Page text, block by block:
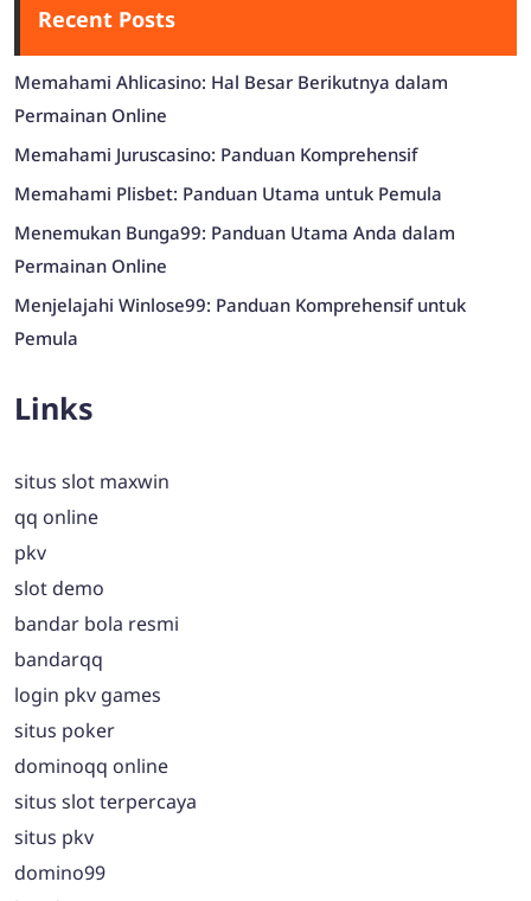
Recent Posts
Memahami Ahlicasino: Hal Besar Berikutnya dalam
Permainan Online
Memahami Juruscasino: Panduan Komprehensif
Memahami Plisbet: Panduan Utama untuk Pemula
Menemukan Bunga99: Panduan Utama Anda dalam
Permainan Online
Menjelajahi Winlose99: Panduan Komprehensif untuk
Pemula
Links
situs slot maxwin
qq online
pkv
slot demo
bandar bola resmi
bandarqq
login pkv games
situs poker
dominoqq online
situs slot terpercaya
situs pkv
domino99